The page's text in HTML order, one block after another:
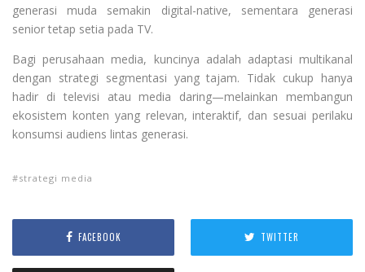
generasi muda semakin digital-native, sementara generasi
senior tetap setia pada TV.
Bagi perusahaan media, kuncinya adalah adaptasi multikanal
dengan strategi segmentasi yang tajam. Tidak cukup hanya
hadir di televisi atau media daring—melainkan membangun
ekosistem konten yang relevan, interaktif, dan sesuai perilaku
konsumsi audiens lintas generasi.
strategi media
FACEBOOK TWITTER